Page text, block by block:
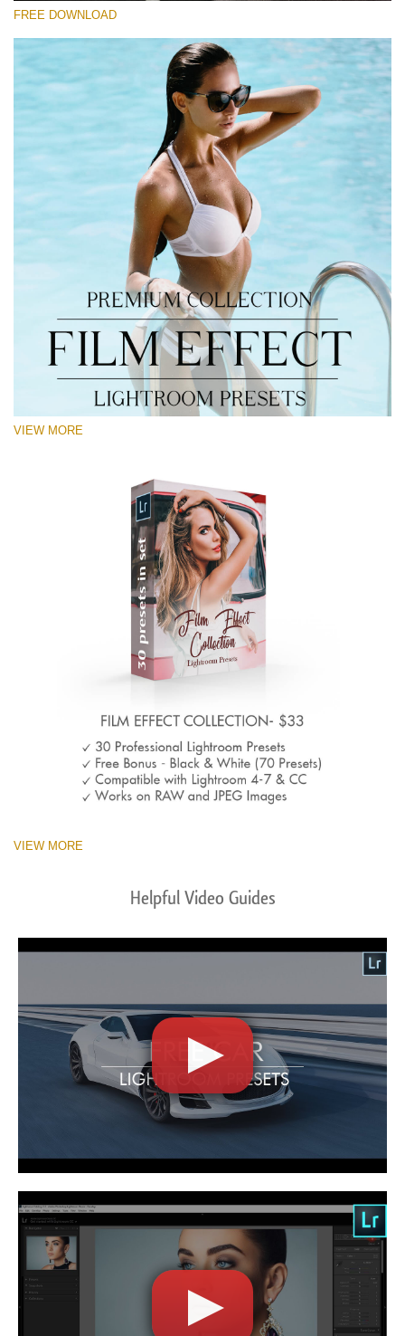
(2067 Lr Presets)
Stažení zdarma
FREE DOWNLOAD
VIEW MORE
VIEW MORE
Helpful Video Guides